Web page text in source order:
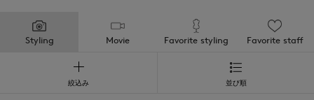
Styling Movie Favorite styling Favorite staff
絞込み 並び順